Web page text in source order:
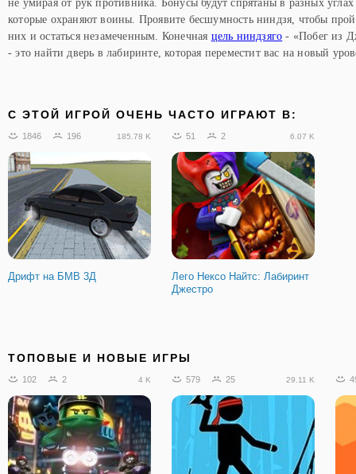
не умирая от рук противника. Бонусы будут спрятаны в разных
которые охраняют воины. Проявите бесшумность ниндзя, чтобы
них и остаться незамеченным. Конечная цель ниндзяго - «Побег из
- это найти дверь в лабиринте, которая переместит вас на новый
C ЭТОЙ ИГРОЙ ОЧЕНЬ ЧАСТО ИГРАЮТ В:
1846 196 185.78 K
Дрифт на БМВ 3Д
51 2 6.07 K
Лего Нексо Найтс: Лабиринт
Джестро
ТОПОВЫЕ И НОВЫЕ ИГРЫ
102 2 4 K 579 25 29.11 K